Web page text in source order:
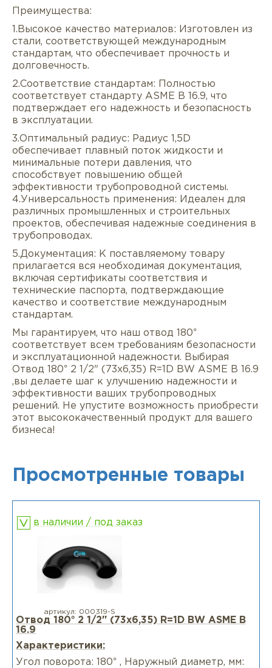
Описание
Услуги Оплата/доставка Отзывы/
Преимущества:
1.Высокое качество материалов: Изготовлен из
стали, соответствующей международным
стандартам, что обеспечивает прочность и
долговечность.
2.Соответствие стандартам: Полностью
соответствует стандарту ASME B 16.9, что
подтверждает его надежность и безопасность
в эксплуатации.
3.Оптимальный радиус: Радиус 1,5D
обеспечивает плавный поток жидкости и
минимальные потери давления, что
способствует повышению общей
эффективности трубопроводной системы.
4.Универсальность применения: Идеален для
различных промышленных и строительных
проектов, обеспечивая надежные соединения в
трубопроводах.
5.Документация: К поставляемому товару
прилагается вся необходимая документация,
включая сертификаты соответствия и
технические паспорта, подтверждающие
качество и соответствие международным
стандартам.
Мы гарантируем, что наш отвод 180°
соответствует всем требованиям безопасности
и эксплуатационной надежности. Выбирая
Отвод 180° 2 1/2" (73х6,35) R=1D BW ASME B 16.9
,вы делаете шаг к улучшению надежности и
эффективности ваших трубопроводных
решений. Не упустите возможность приобрести
этот высококачественный продукт для вашего
бизнеса!
Просмотренные товары
в наличии / под заказ
артикул: 000319-S
Отвод 180° 2 1/2" (73х6,35) R=1D BW ASME B
16.9
Характеристики:
Угол поворота: 180° , Наружный диаметр, мм: